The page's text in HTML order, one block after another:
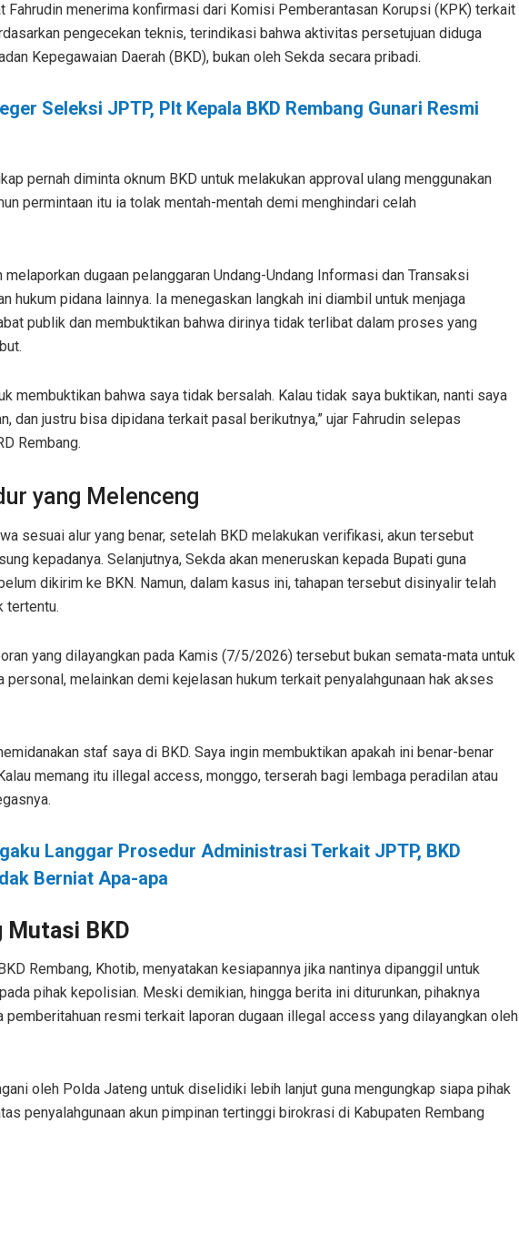
Fahrudin menerima konfirmasi dari Komisi Pemberantasan Korupsi (KPK) terkait
pengecekan teknis, terindikasi bahwa aktivitas persetujuan diduga
Kepegawaian Daerah (BKD), bukan oleh Sekda secara pribadi.
Seleksi JPTP, Plt Kepala BKD Rembang Gunari Resmi
pernah diminta oknum BKD untuk melakukan approval ulang menggunakan
permintaan itu ia tolak mentah-mentah demi menghindari celah
melaporkan dugaan pelanggaran Undang-Undang Informasi dan Transaksi
hukum pidana lainnya. Ia menegaskan langkah ini diambil untuk menjaga
publik dan membuktikan bahwa dirinya tidak terlibat dalam proses yang
membuktikan bahwa saya tidak bersalah. Kalau tidak saya buktikan, nanti saya
dan justru bisa dipidana terkait pasal berikutnya,” ujar Fahrudin selepas
Rembang.
yang Melenceng
sesuai alur yang benar, setelah BKD melakukan verifikasi, akun tersebut
kepadanya. Selanjutnya, Sekda akan meneruskan kepada Bupati guna
dikirim ke BKN. Namun, dalam kasus ini, tahapan tersebut disinyalir telah
tertentu.
yang dilayangkan pada Kamis (7/5/2026) tersebut bukan semata-mata untuk
melainkan demi kejelasan hukum terkait penyalahgunaan hak akses
staf saya di BKD. Saya ingin membuktikan apakah ini benar-benar
memang itu illegal access, monggo, terserah bagi lembaga peradilan atau
Langgar Prosedur Administrasi Terkait JPTP, BKD
Berniat Apa-apa
Mutasi BKD
Rembang, Khotib, menyatakan kesiapannya jika nantinya dipanggil untuk
pihak kepolisian. Meski demikian, hingga berita ini diturunkan, pihaknya
pemberitahuan resmi terkait laporan dugaan illegal access yang dilayangkan oleh
oleh Polda Jateng untuk diselidiki lebih lanjut guna mengungkap siapa pihak
penyalahgunaan akun pimpinan tertinggi birokrasi di Kabupaten Rembang